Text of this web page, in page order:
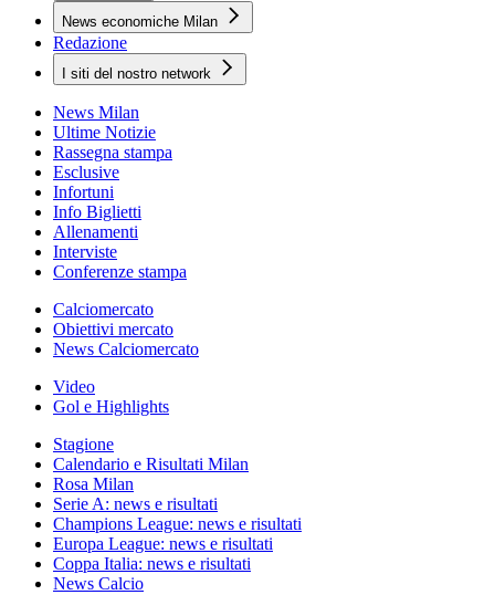
News economiche Milan
Redazione
I siti del nostro network
News Milan
Ultime Notizie
Rassegna stampa
Esclusive
Infortuni
Info Biglietti
Allenamenti
Interviste
Conferenze stampa
Calciomercato
Obiettivi mercato
News Calciomercato
Video
Gol e Highlights
Stagione
Calendario e Risultati Milan
Rosa Milan
Serie A: news e risultati
Champions League: news e risultati
Europa League: news e risultati
Coppa Italia: news e risultati
News Calcio